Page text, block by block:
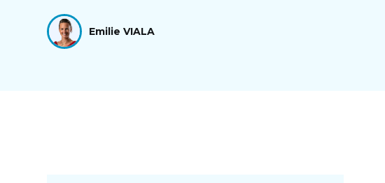
Emilie VIALA